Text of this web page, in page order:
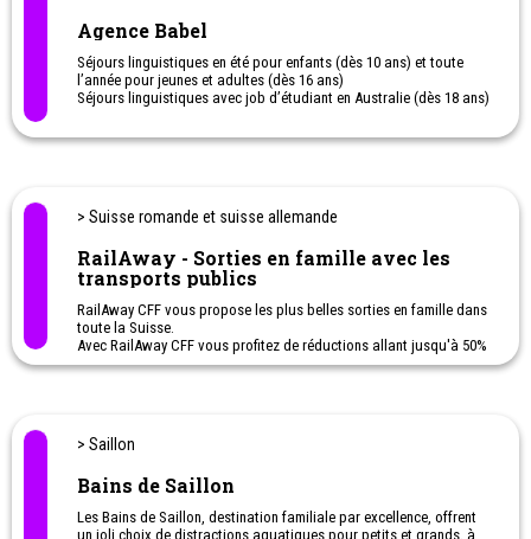
Agence Babel
Séjours linguistiques en été pour enfants (dès 10 ans) et toute
l’année pour jeunes et adultes (dès 16 ans)
Séjours linguistiques avec job d’étudiant en Australie (dès 18 ans)
matu bilingue)
> Suisse romande et suisse allemande
RailAway - Sorties en famille avec les
transports publics
RailAway CFF vous propose les plus belles sorties en famille dans
toute la Suisse.
Avec RailAway CFF vous profitez de réductions allant jusqu'à 50%
sur les transports publics et la prestation de loisirs.
> Saillon
Bains de Saillon
Les Bains de Saillon, destination familiale par excellence, offrent
un joli choix de distractions aquatiques pour petits et grands, à